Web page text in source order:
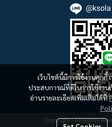
เว็บไซต์นี้มีการใช้งานคุก
ประสบการณ์ที่ดีในการใช้งาน
อ่านรายละเอียดเพิ่มเติมได้ที่
@ksola
Copyright | All Rights